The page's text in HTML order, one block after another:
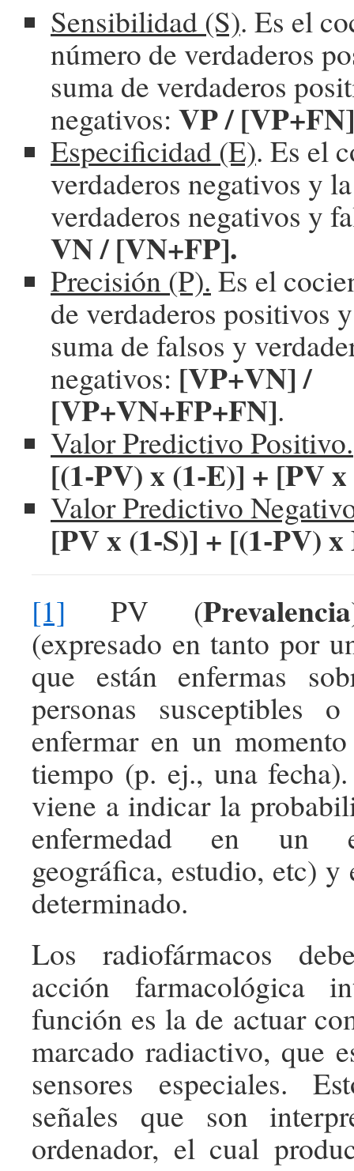
Sensibilidad (S). Es el
número de verdaderos
suma de verdaderos
negativos: VP /
Especificidad (E). Es el
verdaderos negativos y
verdaderos negativos y
VN / [VN+FP].
Precisión (P). Es el
de verdaderos positivos
suma de falsos y
negativos: [VP+VN] /
[VP+VN+FP+FN].
Valor Predictivo Positivo.
[(1-PV) x (1-E)] + [PV x
Valor Predictivo
[PV x (1-S)] + [(1-PV) x
[1] PV (Prevalencia
(expresado en tanto por
que están enfermas
personas susceptibles
enfermar en un
tiempo (p. ej., una
viene a indicar la
enfermedad en un
geográfica, estudio, etc)
determinado.
Los radiofármacos
acción farmacológica
función es la de actuar
marcado radiactivo, que
sensores especiales.
señales que son
ordenador, el cual